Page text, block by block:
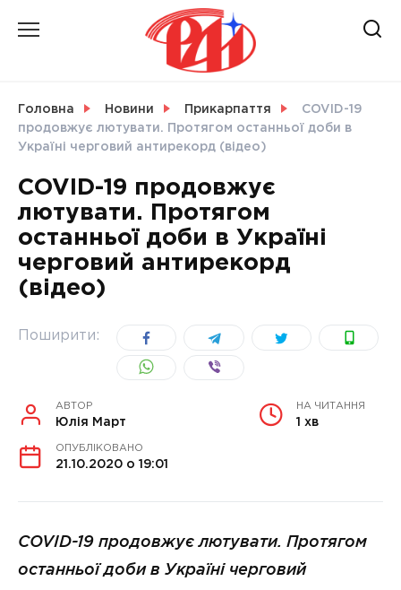
СВІТ
УКРАЇНА
Головна Новини Прикарпаття
COVID-19
продовжує лютувати. Протягом останньої доби в
Україні черговий антирекорд (відео)
COVID-19 продовжує
лютувати. Протягом
останньої доби в Україні
черговий антирекорд
(відео)
Поширити:
АВТОР
Юлія Март
НА ЧИТАННЯ
1 хв
ОПУБЛІКОВАНО
21.10.2020 о 19:01
COVID-19 продовжує лютувати. Протягом
останньої доби в Україні черговий